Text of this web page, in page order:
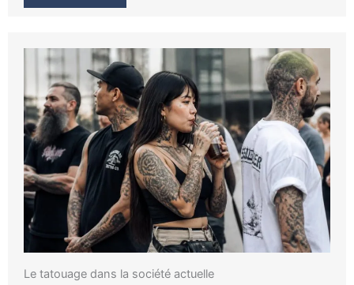
Le tatouage dans la société actuelle